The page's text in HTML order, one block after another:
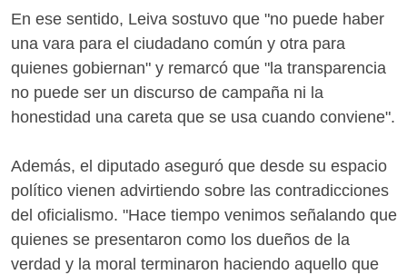
En ese sentido, Leiva sostuvo que "no puede haber
una vara para el ciudadano común y otra para
quienes gobiernan" y remarcó que "la transparencia
no puede ser un discurso de campaña ni la
honestidad una careta que se usa cuando conviene".
Además, el diputado aseguró que desde su espacio
político vienen advirtiendo sobre las contradicciones
del oficialismo. "Hace tiempo venimos señalando que
quienes se presentaron como los dueños de la
verdad y la moral terminaron haciendo aquello que